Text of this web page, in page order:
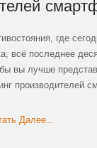
где
всё последнее
вы лучше
производителей
Далее...